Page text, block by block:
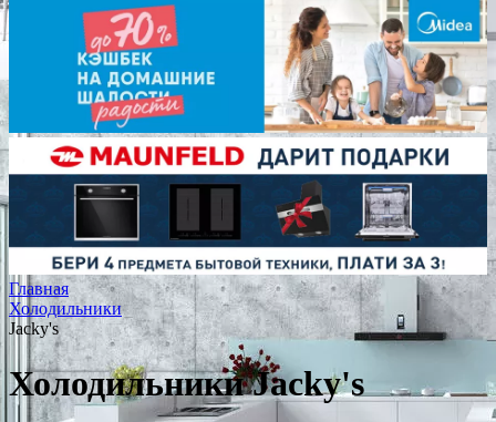
Главная
Холодильники
Jacky's
Холодильники Jacky's